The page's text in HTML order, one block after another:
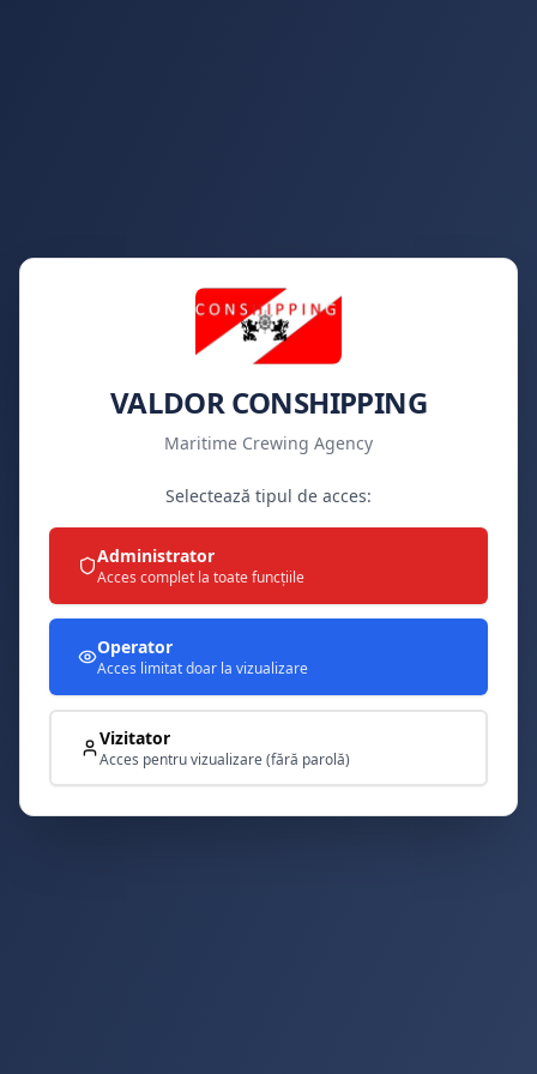
VALDOR CONSHIPPING
Maritime Crewing Agency
Selectează tipul de acces:
Administrator
Acces complet la toate funcțiile
Operator
Acces limitat doar la vizualizare
Vizitator
Acces pentru vizualizare (fără parolă)